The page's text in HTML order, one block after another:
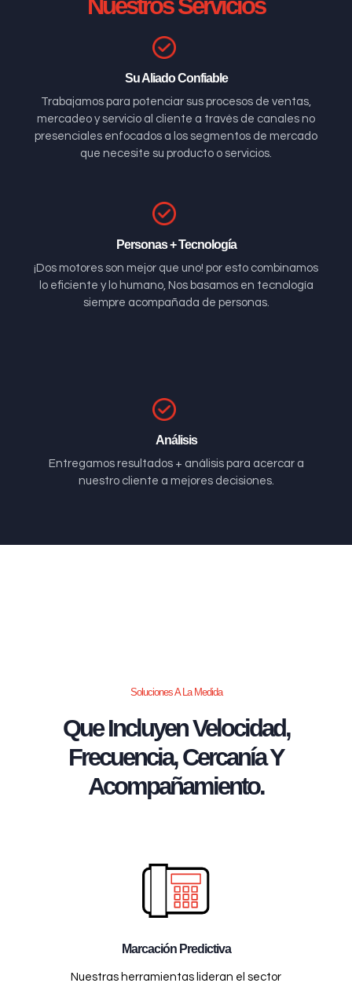
Nuestros Servicios
Su Aliado Confiable
Trabajamos para potenciar sus procesos de ventas,
mercadeo y servicio al cliente a través de canales no
presenciales enfocados a los segmentos de mercado
que necesite su producto o servicios.
Personas + Tecnología
¡Dos motores son mejor que uno! por esto combinamos
lo eficiente y lo humano, Nos basamos en tecnología
siempre acompañada de personas.
Análisis
Entregamos resultados + análisis para acercar a
nuestro cliente a mejores decisiones.
Soluciones A La Medida
Que Incluyen Velocidad,
Frecuencia, Cercanía Y
Acompañamiento.
Marcación Predictiva
Nuestras herramientas lideran el sector